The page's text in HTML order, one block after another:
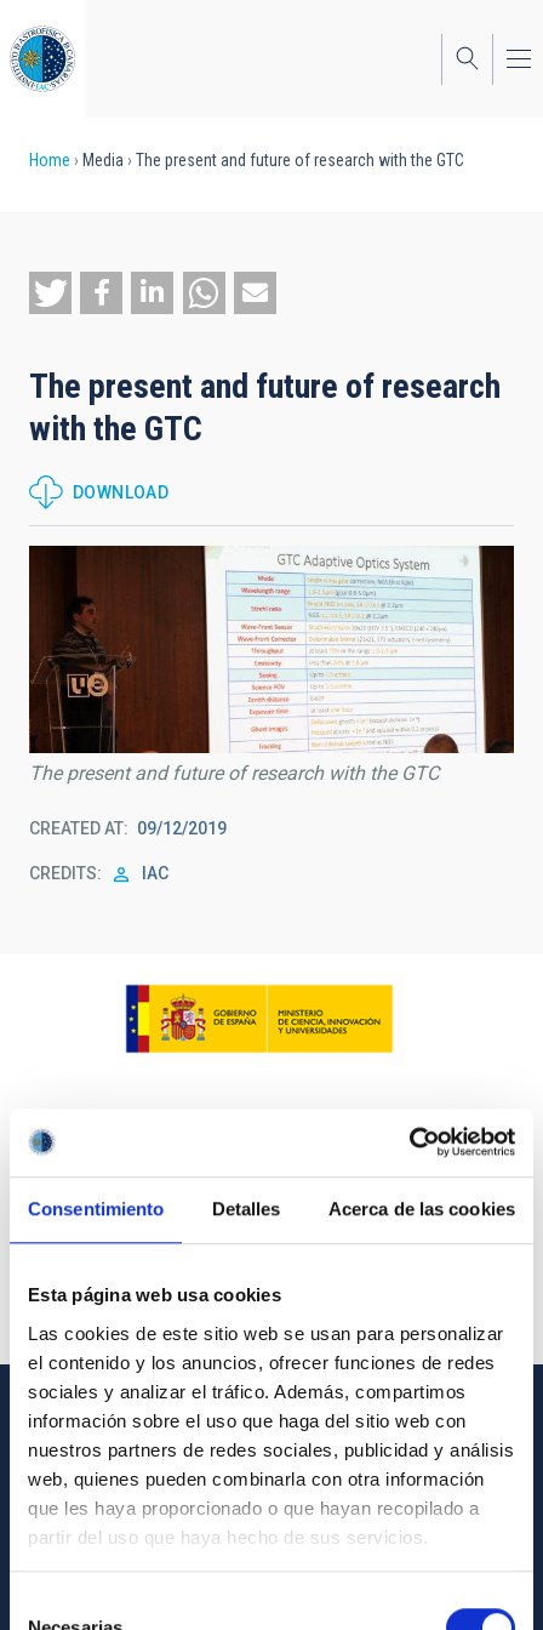
Consentimiento Detalles Acerca de las cookies
Esta página web usa cookies
Las cookies de este sitio web se usan para personalizar
el contenido y los anuncios, ofrecer funciones de redes
sociales y analizar el tráfico. Además, compartimos
información sobre el uso que haga del sitio web con
nuestros partners de redes sociales, publicidad y análisis
web, quienes pueden combinarla con otra información
que les haya proporcionado o que hayan recopilado a
partir del uso que haya hecho de sus servicios.
to
main
content
Breadcrumb
Home Media The present and future of research with the GTC
The present and future of research
with the GTC
DOWNLOAD
The present and future of research with the GTC
CREATED AT 09/12/2019
CREDITS IAC
Contact
How to get to the IAC
List of personnel